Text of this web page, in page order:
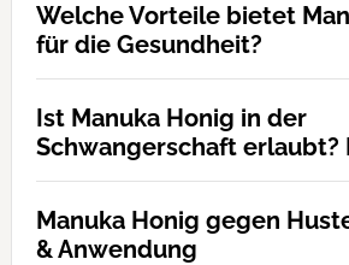
Welche Vorteile bietet
für die Gesundheit?
Ist Manuka Honig in der
Schwangerschaft erlaubt?
Manuka Honig gegen
& Anwendung